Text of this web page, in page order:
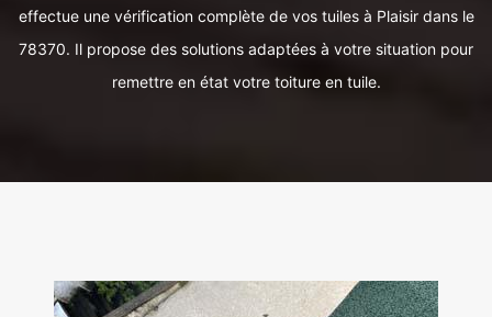
effectue une vérification complète de vos tuiles à Plaisir dans le
78370. Il propose des solutions adaptées à votre situation pour
remettre en état votre toiture en tuile.